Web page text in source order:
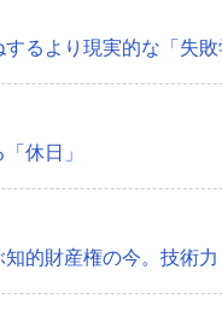
るより現実的な「失敗
休日」
知的財産権の今。技術